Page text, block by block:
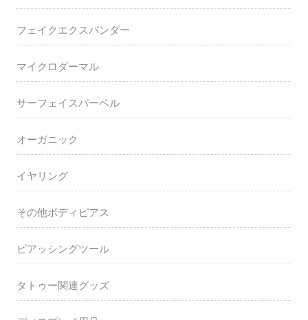
フェイクエクスパンダー
マイクロダーマル
サーフェイスバーベル
オーガニック
イヤリング
その他ボディピアス
ピアッシングツール
タトゥー関連グッズ